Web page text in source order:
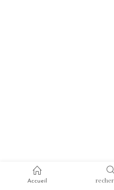
Accueil